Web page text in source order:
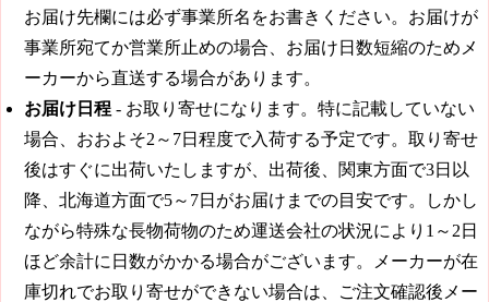
お届け先欄には必ず事業所名をお書きください。お届けが
事業所宛てか営業所止めの場合、お届け日数短縮のためメ
ーカーから直送する場合があります。
お届け日程 - お取り寄せになります。特に記載していない
場合、おおよそ2～7日程度で入荷する予定です。取り寄せ
後はすぐに出荷いたしますが、出荷後、関東方面で3日以
降、北海道方面で5～7日がお届けまでの目安です。しかし
ながら特殊な長物荷物のため運送会社の状況により1～2日
ほど余計に日数がかかる場合がございます。メーカーが在
庫切れでお取り寄せができない場合は、ご注文確認後メー